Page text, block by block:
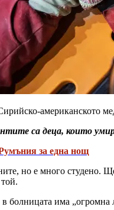
американското
са деца, които
за една нощ
но е много студено.
болницата има „огромна